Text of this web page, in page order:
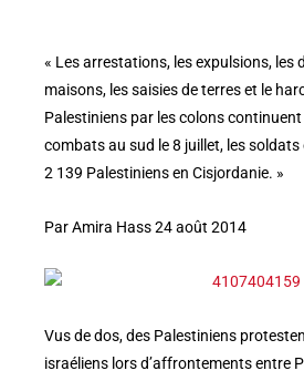
« Les arrestations, les expulsions, les
maisons, les saisies de terres et le
Palestiniens par les colons
combats au sud le 8 juillet, les
2 139 Palestiniens en Cisjordanie. »
Par Amira Hass 24 août 2014
Vus de dos, des Palestiniens
israéliens lors d’affrontements entre